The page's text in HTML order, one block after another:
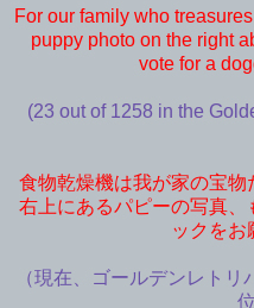
For our family who
puppy photo on the right
vote for a
(23 out of 1258 in the
食物乾燥機は我が家の宝物
右上にあるパピーの写真、
ックをお
（現在、ゴールデンレト